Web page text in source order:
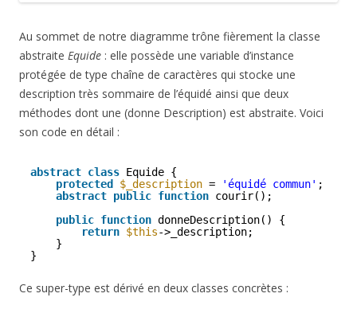
Au sommet de notre diagramme trône fièrement la classe
abstraite Equide : elle possède une variable d’instance
protégée de type chaîne de caractères qui stocke une
description très sommaire de l’équidé ainsi que deux
méthodes dont une (donne Description) est abstraite. Voici
son code en détail :
abstract class Equide {
protected
$_description = 'équidé commun' ;
abstract public function courir();
public function donneDescription() {
return $this->_description;
}
}
Ce super-type est dérivé en deux classes concrètes :